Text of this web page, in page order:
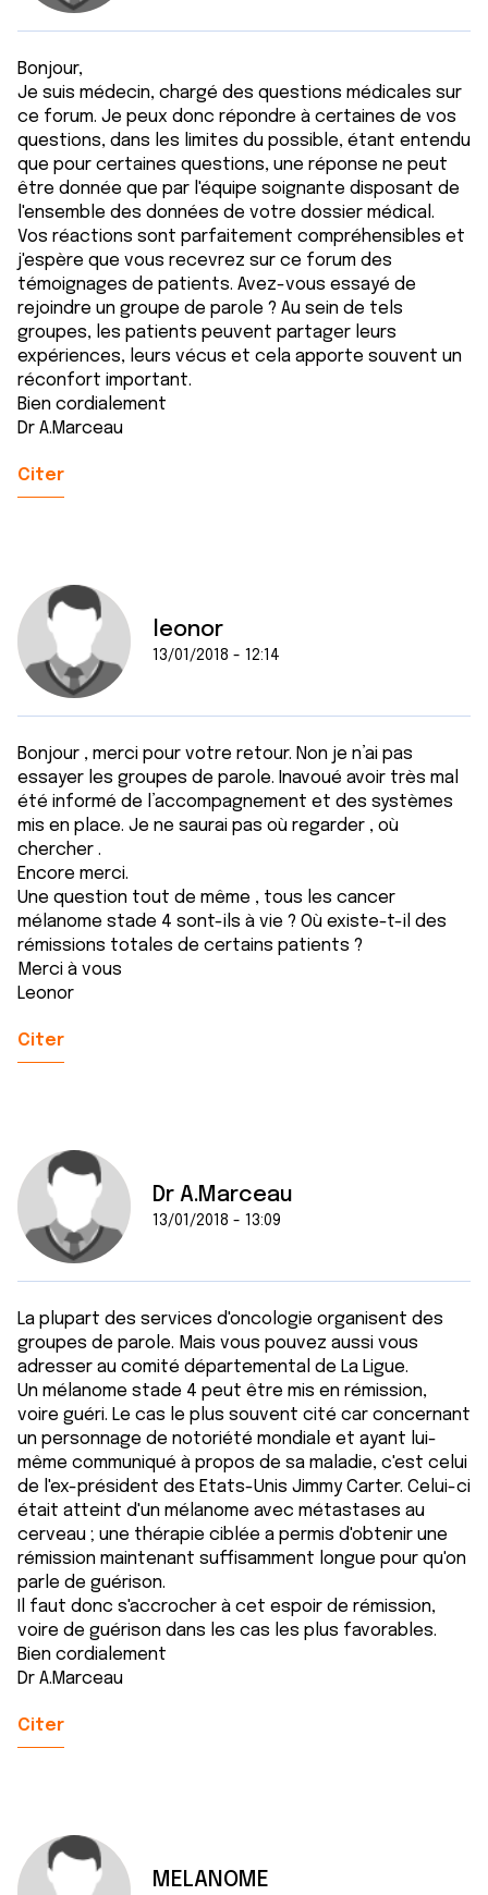
Bonjour,
Je suis médecin, chargé des questions médicales sur
ce forum. Je peux donc répondre à certaines de vos
questions, dans les limites du possible, étant entendu
que pour certaines questions, une réponse ne peut
être donnée que par l'équipe soignante disposant de
l'ensemble des données de votre dossier médical.
Vos réactions sont parfaitement compréhensibles et
j'espère que vous recevrez sur ce forum des
témoignages de patients. Avez-vous essayé de
rejoindre un groupe de parole ? Au sein de tels
groupes, les patients peuvent partager leurs
expériences, leurs vécus et cela apporte souvent un
réconfort important.
Bien cordialement
Dr A.Marceau
Citer
leonor
13/01/2018 - 12:14
Bonjour , merci pour votre retour. Non je n’ai pas
essayer les groupes de parole. Inavoué avoir très mal
été informé de l’accompagnement et des systèmes
mis en place. Je ne saurai pas où regarder , où
chercher .
Encore merci.
Une question tout de même , tous les cancer
mélanome stade 4 sont-ils à vie ? Où existe-t-il des
rémissions totales de certains patients ?
Merci à vous
Leonor
Citer
Dr A.Marceau
13/01/2018 - 13:09
La plupart des services d'oncologie organisent des
groupes de parole. Mais vous pouvez aussi vous
adresser au comité départemental de La Ligue.
Un mélanome stade 4 peut être mis en rémission,
voire guéri. Le cas le plus souvent cité car concernant
un personnage de notoriété mondiale et ayant lui-
même communiqué à propos de sa maladie, c'est celui
de l'ex-président des Etats-Unis Jimmy Carter. Celui-ci
était atteint d'un mélanome avec métastases au
cerveau ; une thérapie ciblée a permis d'obtenir une
rémission maintenant suffisamment longue pour qu'on
parle de guérison.
Il faut donc s'accrocher à cet espoir de rémission,
voire de guérison dans les cas les plus favorables.
Bien cordialement
Dr A.Marceau
Citer
MELANOME